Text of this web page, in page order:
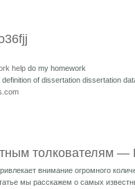
help do my homework
definition of dissertation dissertation
толкователям
внимание огромного
мы расскажем о самых